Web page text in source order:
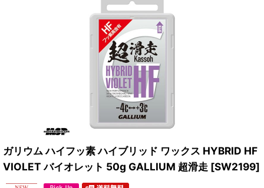
ガリウム ハイフッ素 ハイブリッド ワックス HYBRID HF
VIOLET バイオレット 50g GALLIUM 超滑走 [SW2199]